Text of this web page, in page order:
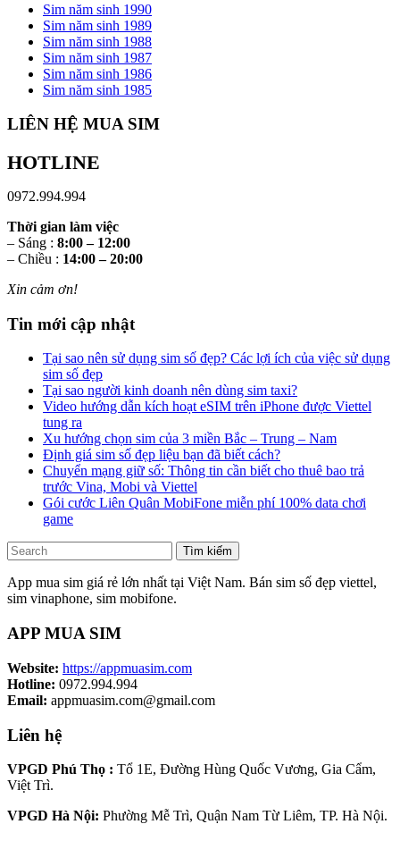
Sim năm sinh 1990
Sim năm sinh 1989
Sim năm sinh 1988
Sim năm sinh 1987
Sim năm sinh 1986
Sim năm sinh 1985
LIÊN HỆ MUA SIM
HOTLINE
0972.994.994
Thời gian làm việc
– Sáng : 8:00 – 12:00
– Chiều : 14:00 – 20:00
Xin cảm ơn!
Tin mới cập nhật
Tại sao nên sử dụng sim số đẹp? Các lợi ích của việc sử dụng
sim số đẹp
Tại sao người kinh doanh nên dùng sim taxi?
Video hướng dẫn kích hoạt eSIM trên iPhone được Viettel
tung ra
Xu hướng chọn sim của 3 miền Bắc – Trung – Nam
Định giá sim số đẹp liệu bạn đã biết cách?
Chuyển mạng giữ số: Thông tin cần biết cho thuê bao trả
trước Vina, Mobi và Viettel
Gói cước Liên Quân MobiFone miễn phí 100% data chơi
game
Tìm kiếm
App mua sim giá rẻ lớn nhất tại Việt Nam. Bán sim số đẹp viettel,
sim vinaphone, sim mobifone.
APP MUA SIM
Website: https://appmuasim.com
Hotline: 0972.994.994
Email: appmuasim.com@gmail.com
Liên hệ
VPGD Phú Thọ : Tổ 1E, Đường Hùng Quốc Vương, Gia Cẩm,
Việt Trì.
VPGD Hà Nội: Phường Mễ Trì, Quận Nam Từ Liêm, TP. Hà Nội.